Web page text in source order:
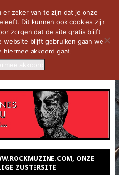
ONZE
ZUSTERSITE
er zeker van te zijn dat je onze
Dit kunnen ook cookies zijn
zorgen dat de site gratis blijft
website blijft gebruiken gaan we
hiermee akkoord gaat.
akkoord